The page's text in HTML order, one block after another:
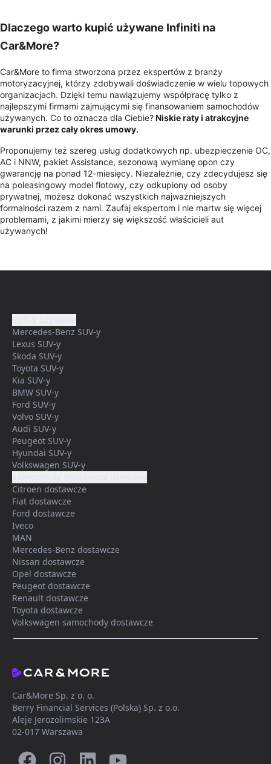
Dlaczego warto kupić używane Infiniti na
Car&More?
Car&More to firma stworzona przez ekspertów z branży
motoryzacyjnej, którzy zdobywali doświadczenie w wielu topowych
organizacjach. Dzięki temu nawiązujemy współpracę tylko z
najlepszymi firmami zajmującymi się finansowaniem samochodów
używanych. Co to oznacza dla Ciebie?Niskie raty i atrakcyjne
warunki przez cały okres umowy.
Proponujemy też szereg usług dodatkowych np. ubezpieczenie OC,
AC i NNW, pakiet Assistance, sezonową wymianę opon czy
gwarancję na ponad 12-miesięcy. Niezależnie, czy zdecydujesz się
na poleasingowy model flotowy, czy odkupiony od osoby
prywatnej, możesz dokonać wszystkich najważniejszych
formalności razem z nami. Zaufaj ekspertom i nie martw się więcej
problemami, z jakimi mierzy się większość właścicieli aut
używanych!
Mercedes-Benz SUV-y
Lexus SUV-y
Skoda SUV-y
Toyota SUV-y
Kia SUV-y
BMW SUV-y
Ford SUV-y
Volvo SUV-y
Audi SUV-y
Peugeot SUV-y
Hyundai SUV-y
Volkswagen SUV-y
Citroen dostawcze
Fiat dostawcze
Ford dostawcze
Iveco
MAN
Mercedes-Benz dostawcze
Nissan dostawcze
Opel dostawcze
Peugeot dostawcze
Renault dostawcze
Toyota dostawcze
Volkswagen samochody dostawcze
Car&More Sp. z o. o.
Berry Financial Services (Polska) Sp. z o.o.
Aleje Jerozolimskie 123A
02-017 Warszawa